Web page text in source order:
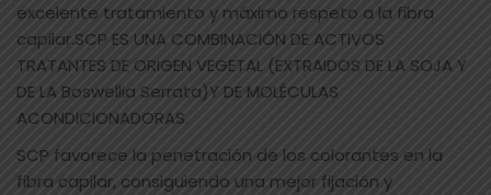
excelente tratamiento y máximo respeto a la fibra
capilar.SCP ES UNA COMBINACIÓN DE ACTIVOS
TRATANTES DE ORIGEN VEGETAL (EXTRAIDOS DE LA SOJA Y
DE LA Boswellia Serrata)Y DE MOLÉCULAS
ACONDICIONADORAS.
SCP favorece la penetración de los colorantes en la
fibra capilar, consiguiendo una mejor fijación y